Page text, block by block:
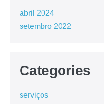
abril 2024
setembro 2022
Categories
serviços